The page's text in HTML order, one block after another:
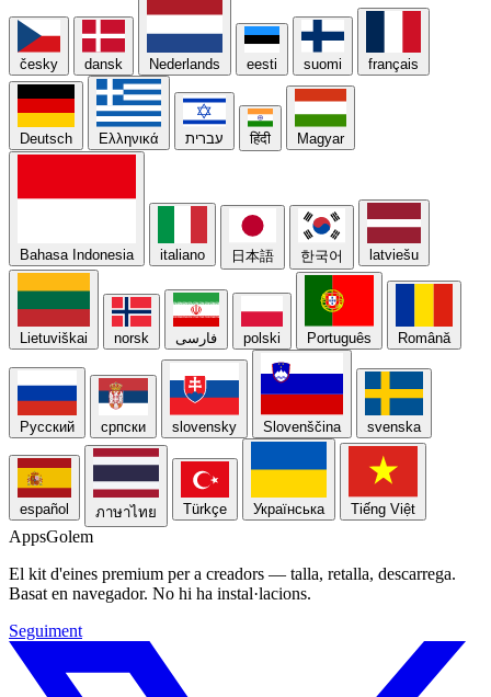
česky dansk Nederlands eesti suomi français
Deutsch Ελληνικά עברית हिंदी Magyar
Bahasa Indonesia italiano 日本語 한국어 latviešu
Lietuviškai norsk فارسی polski Português Română
Русский српски slovensky Slovenščina svenska
español ภาษาไทย Türkçe Українська Tiếng Việt
AppsGolem
El kit d'eines premium per a creadors — talla, retalla, descarrega.
Basat en navegador. No hi ha instal·lacions.
Seguiment